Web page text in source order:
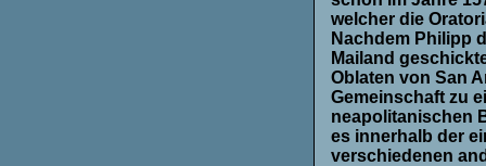
welcher die
Nachdem Philipp
Mailand
Oblaten von San
Gemeinschaft zu
neapolitanischen
es innerhalb der
verschiedenen